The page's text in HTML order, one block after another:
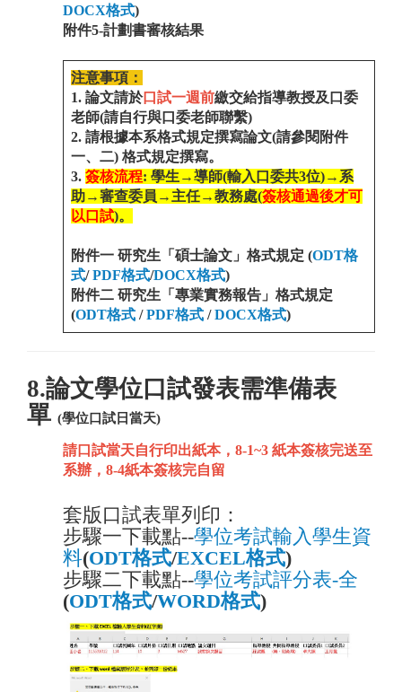
DOCX格式)
附件5-計劃書審核結果
注意事項：
1. 論文請於口試一週前繳交給指導教授及口委
老師(請自行與口委老師聯繫)
2. 請根據本系格式規定撰寫論文(請參閱附件
一、二) 格式規定撰寫。
3. 簽核流程: 學生→導師(輸入口委共3位)→系
助→審查委員→主任→教務處(簽核通過後才可
以口試)。
附件一 研究生「碩士論文」格式規定 (ODT格
式/PDF格式/DOCX格式)
附件二 研究生「專業實務報告」格式規定
(ODT格式 /PDF格式 /DOCX格式)
8.論文學位口試發表需準備表
單 (學位口試日當天)
請口試當天自行印出紙本，8-1~3 紙本簽核完送至
系辦，8-4紙本簽核完自留
套版口試表單列印：
步驟一下載點--學位考試輸入學生資
料(ODT格式/EXCEL格式)
步驟二下載點--學位考試評分表-全
(ODT格式/WORD格式)